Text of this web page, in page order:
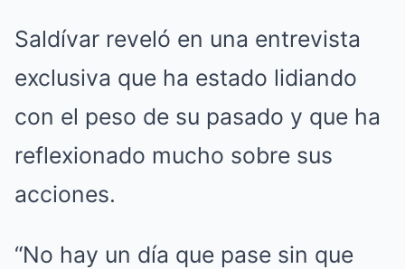
Saldívar reveló en una entrevista
exclusiva que ha estado lidiando
con el peso de su pasado y que ha
reflexionado mucho sobre sus
acciones.
“No hay un día que pase sin que